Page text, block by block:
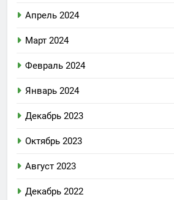
Апрель 2024
Март 2024
Февраль 2024
Январь 2024
Декабрь 2023
Октябрь 2023
Август 2023
Декабрь 2022